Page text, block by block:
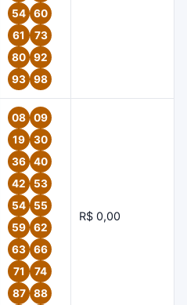
54
60
61
73
80
92
93
98
08
09
19
30
36
40
42
53
54
55
59
62
63
66
71
74
87
88
R$ 0,00